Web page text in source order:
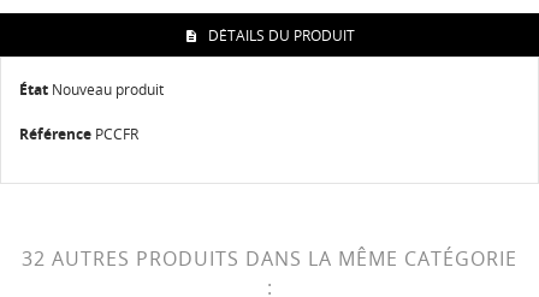
DÉTAILS DU PRODUIT
État Nouveau produit
Référence PCCFR
32 AUTRES PRODUITS DANS LA MÊME CATÉGORIE
: